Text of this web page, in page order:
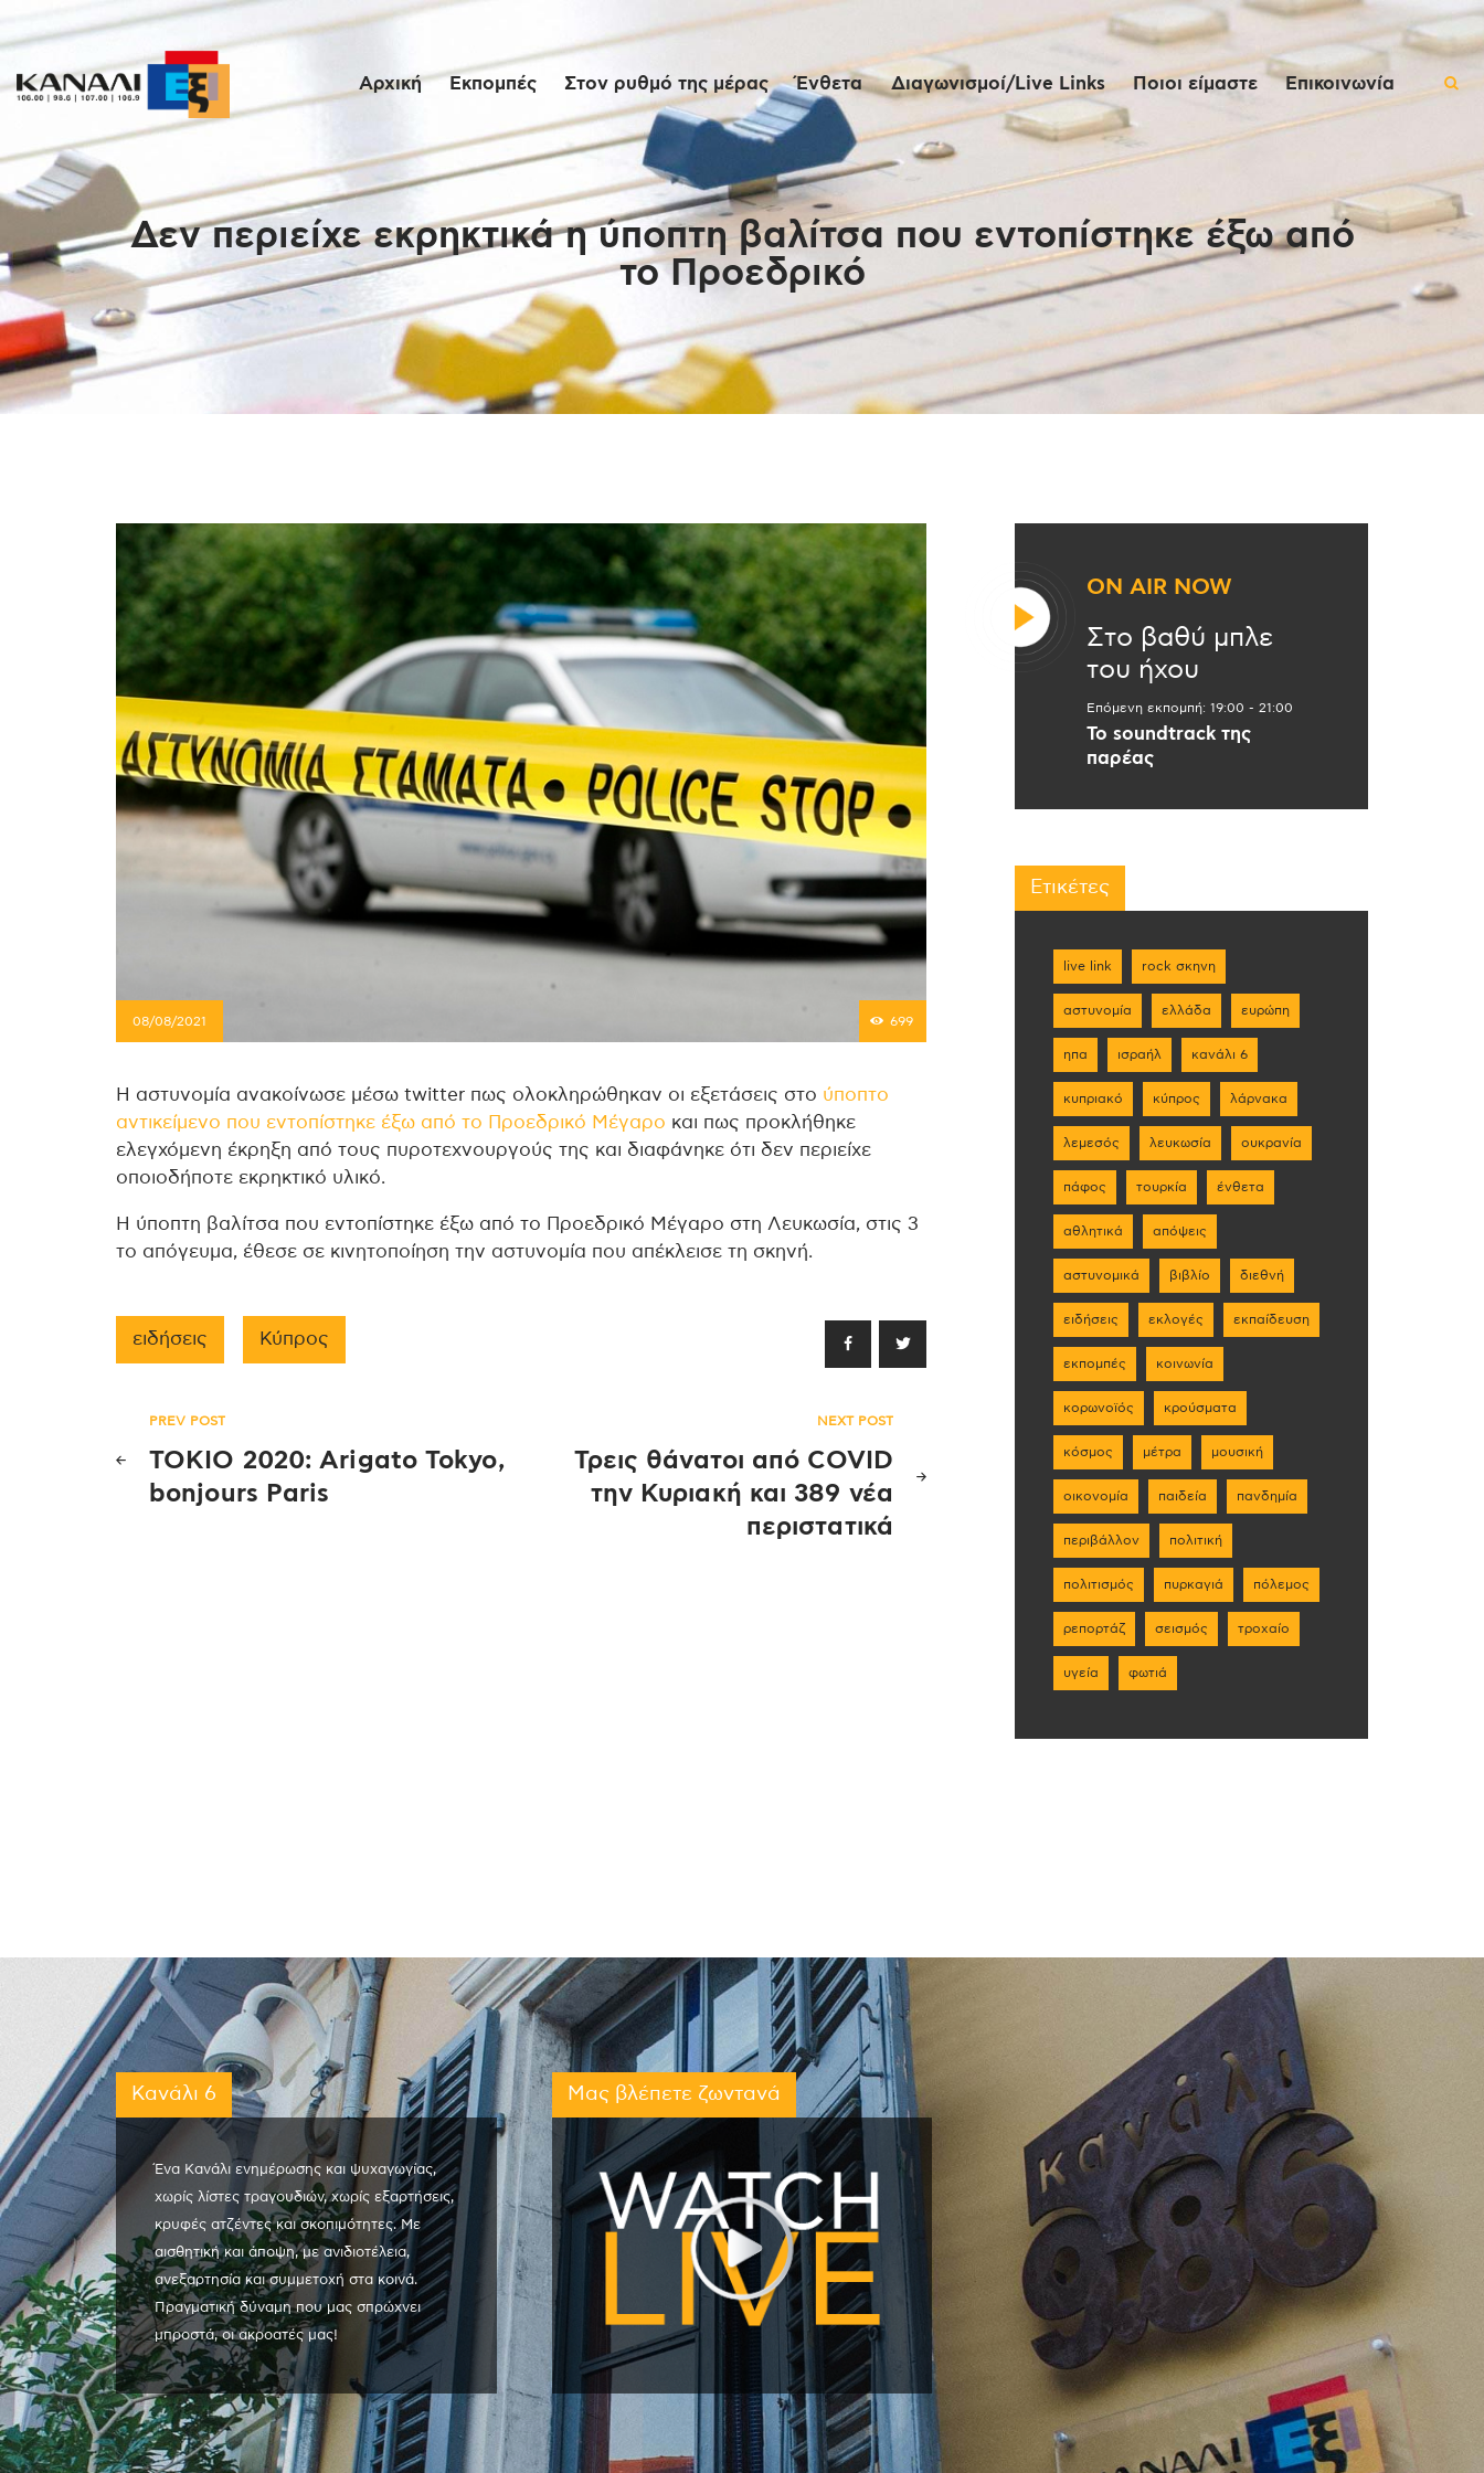
Αρχική Εκπομπές Στον ρυθμό της μέρας Ένθετα Διαγωνισμοί/Live Links Ποιοι είμαστε Επικοινωνία
Δεν περιείχε εκρηκτικά η ύποπτη βαλίτσα που εντοπίστηκε έξω από
το Προεδρικό
Αρχική
Εκπομπές
Στον ρυθμό της
μέρας
Ένθετα
Διαγωνισμοί/Live
Links
Επικοινωνία
08/08/2021 699
Η αστυνομία ανακοίνωσε μέσω twitter πως ολοκληρώθηκαν οι εξετάσεις στο ύποπτο
αντικείμενο που εντοπίστηκε έξω από το Προεδρικό Μέγαρο και πως προκλήθηκε
ελεγχόμενη έκρηξη από τους πυροτεχνουργούς της και διαφάνηκε ότι δεν περιείχε
οποιοδήποτε εκρηκτικό υλικό.
Η ύποπτη βαλίτσα που εντοπίστηκε έξω από το Προεδρικό Μέγαρο στη Λευκωσία, στις 3
το απόγευμα, έθεσε σε κινητοποίηση την αστυνομία που απέκλεισε τη σκηνή.
ειδήσεις Κύπρος
Πλοήγηση
άρθρων
PREV POST
ΤΟΚΙΟ 2020: Arigato Tokyo,
bonjours Paris
NEXT POST
Τρεις θάνατοι από COVID
την Κυριακή και 389 νέα
περιστατικά
ON AIR NOW
Στο βαθύ μπλε
του ήχου
Επόμενη εκπομπή: 19:00 - 21:00
Το soundtrack της
παρέας
Ετικέτες
live link rock σκηνη
αστυνομία ελλάδα ευρώπη
ηπα ισραήλ κανάλι 6
κυπριακό κύπρος λάρνακα
λεμεσός λευκωσία ουκρανία
πάφος τουρκία ένθετα
αθλητικά απόψεις
αστυνομικά βιβλίο διεθνή
ειδήσεις εκλογές εκπαίδευση
εκπομπές κοινωνία
κορωνοϊός κρούσματα
κόσμος μέτρα μουσική
οικονομία παιδεία πανδημία
περιβάλλον πολιτική
πολιτισμός πυρκαγιά πόλεμος
ρεπορτάζ σεισμός τροχαίο
υγεία φωτιά
Κανάλι 6
Ένα Κανάλι ενημέρωσης και ψυχαγωγίας,
χωρίς λίστες τραγουδιών, χωρίς εξαρτήσεις,
κρυφές ατζέντες και σκοπιμότητες. Με
αισθητική και άποψη, με ανιδιοτέλεια,
ανεξαρτησία και συμμετοχή στα κοινά.
Πραγματική δύναμη που μας σπρώχνει
μπροστά, οι ακροατές μας!
Μας βλέπετε ζωντανά